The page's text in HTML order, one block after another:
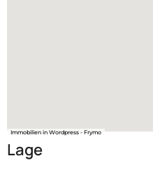
Immobilien in Wordpress - Frymo
Lage